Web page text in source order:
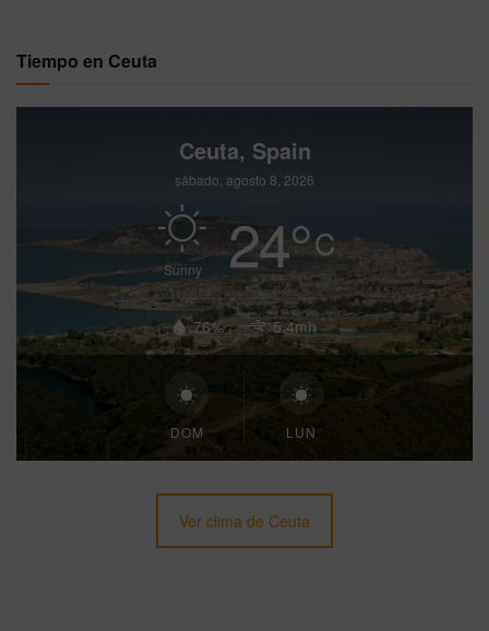
Tiempo en Ceuta
Ceuta, Spain
sábado, agosto 8, 2026
Sunny 24°C
76% 5.4mh
DOM LUN
Ver clima de Ceuta